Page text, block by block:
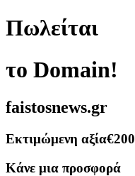
Πωλείται
το Domain!
faistosnews.gr
Εκτιμώμενη αξία€200
Κάνε μια προσφορά